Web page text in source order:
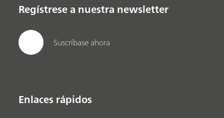
Regístrese a nuestra newsletter
Suscríbase ahora
Enlaces rápidos